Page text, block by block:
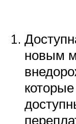
новым